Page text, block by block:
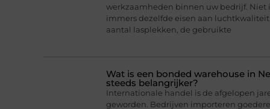
werkzaamheden binnen uw bedrijf.
immers dezelfde eisen aan
aantal lasplekken, de gebruikte
Wat is een bonded warehouse in
steeds belangrijker?
Internationale handel is de afgelopen
geworden. Bedrijven importeren